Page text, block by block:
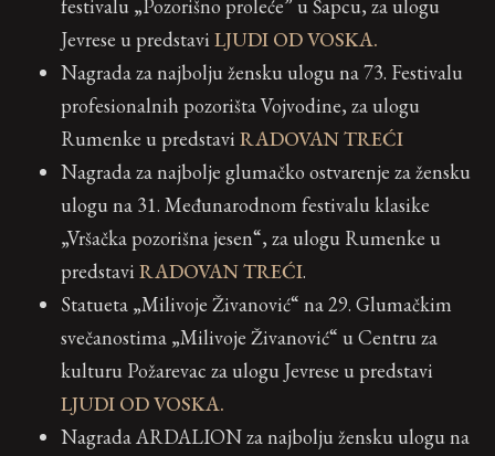
festivalu „Pozorišno proleće” u Šapcu, za ulogu
Jevrese u predstavi LJUDI OD VOSKA.
Nagrada za najbolju žensku ulogu na 73. Festivalu
profesionalnih pozorišta Vojvodine, za ulogu
Rumenke u predstavi RADOVAN TREĆI
Nagrada za najbolje glumačko ostvarenje za žensku
ulogu na 31. Međunarodnom festivalu klasike
„Vršačka pozorišna jesen“, za ulogu Rumenke u
predstavi RADOVAN TREĆI.
Statueta „Milivoje Živanović“ na 29. Glumačkim
svečanostima „Milivoje Živanović“ u Centru za
kulturu Požarevac za ulogu Jevrese u predstavi
LJUDI OD VOSKA.
Nagrada ARDALION za najbolju žensku ulogu na